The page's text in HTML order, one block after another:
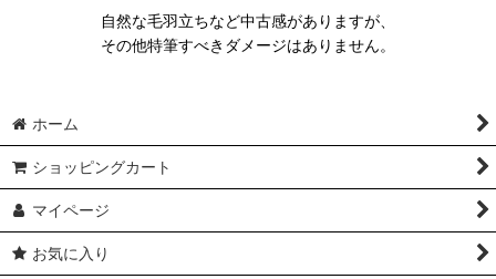
自然な毛羽立ちなど中古感がありますが、
その他特筆すべきダメージはありません。
ホーム
ショッピングカート
マイページ
お気に入り